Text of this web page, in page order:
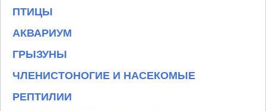
ПТИЦЫ
АКВАРИУМ
ГРЫЗУНЫ
ЧЛЕНИСТОНОГИЕ И НАСЕКОМЫЕ
РЕПТИЛИИ